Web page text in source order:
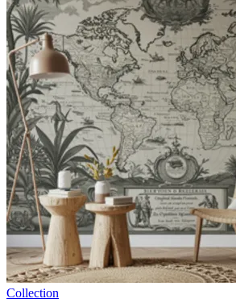
Collection